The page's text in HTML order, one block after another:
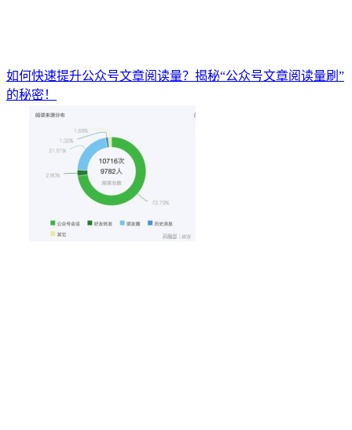
如何快速提升公众号文章阅读量？揭秘“公众号文章阅读量刷”
的秘密！